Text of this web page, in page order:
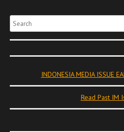
Search
INDONESIA MEDIA ISSUE
Read Past IM